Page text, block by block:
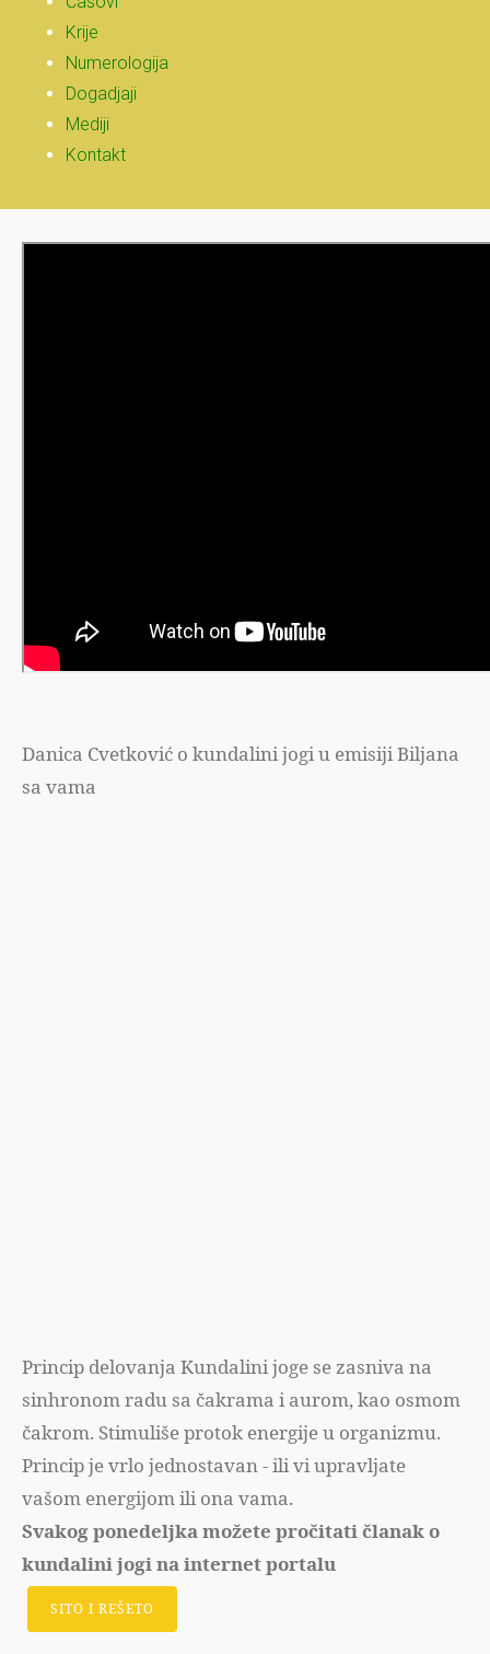
Krije
Numerologija
Dogadjaji
Mediji
Kontakt
Danica Cvetković o kundalini jogi u emisiji Biljana
sa vama
Princip delovanja Kundalini joge se zasniva na
sinhronom radu sa čakrama i aurom, kao osmom
čakrom. Stimuliše protok energije u organizmu.
Princip je vrlo jednostavan - ili vi upravljate
vašom energijom ili ona vama.
Svakog ponedeljka možete pročitati članak o
kundalini jogi na internet portalu
SITO I REŠETO